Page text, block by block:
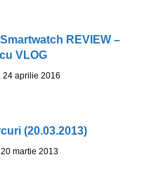
REVIEW –
VLOG
24 aprilie 2016
(20.03.2013)
martie 2013